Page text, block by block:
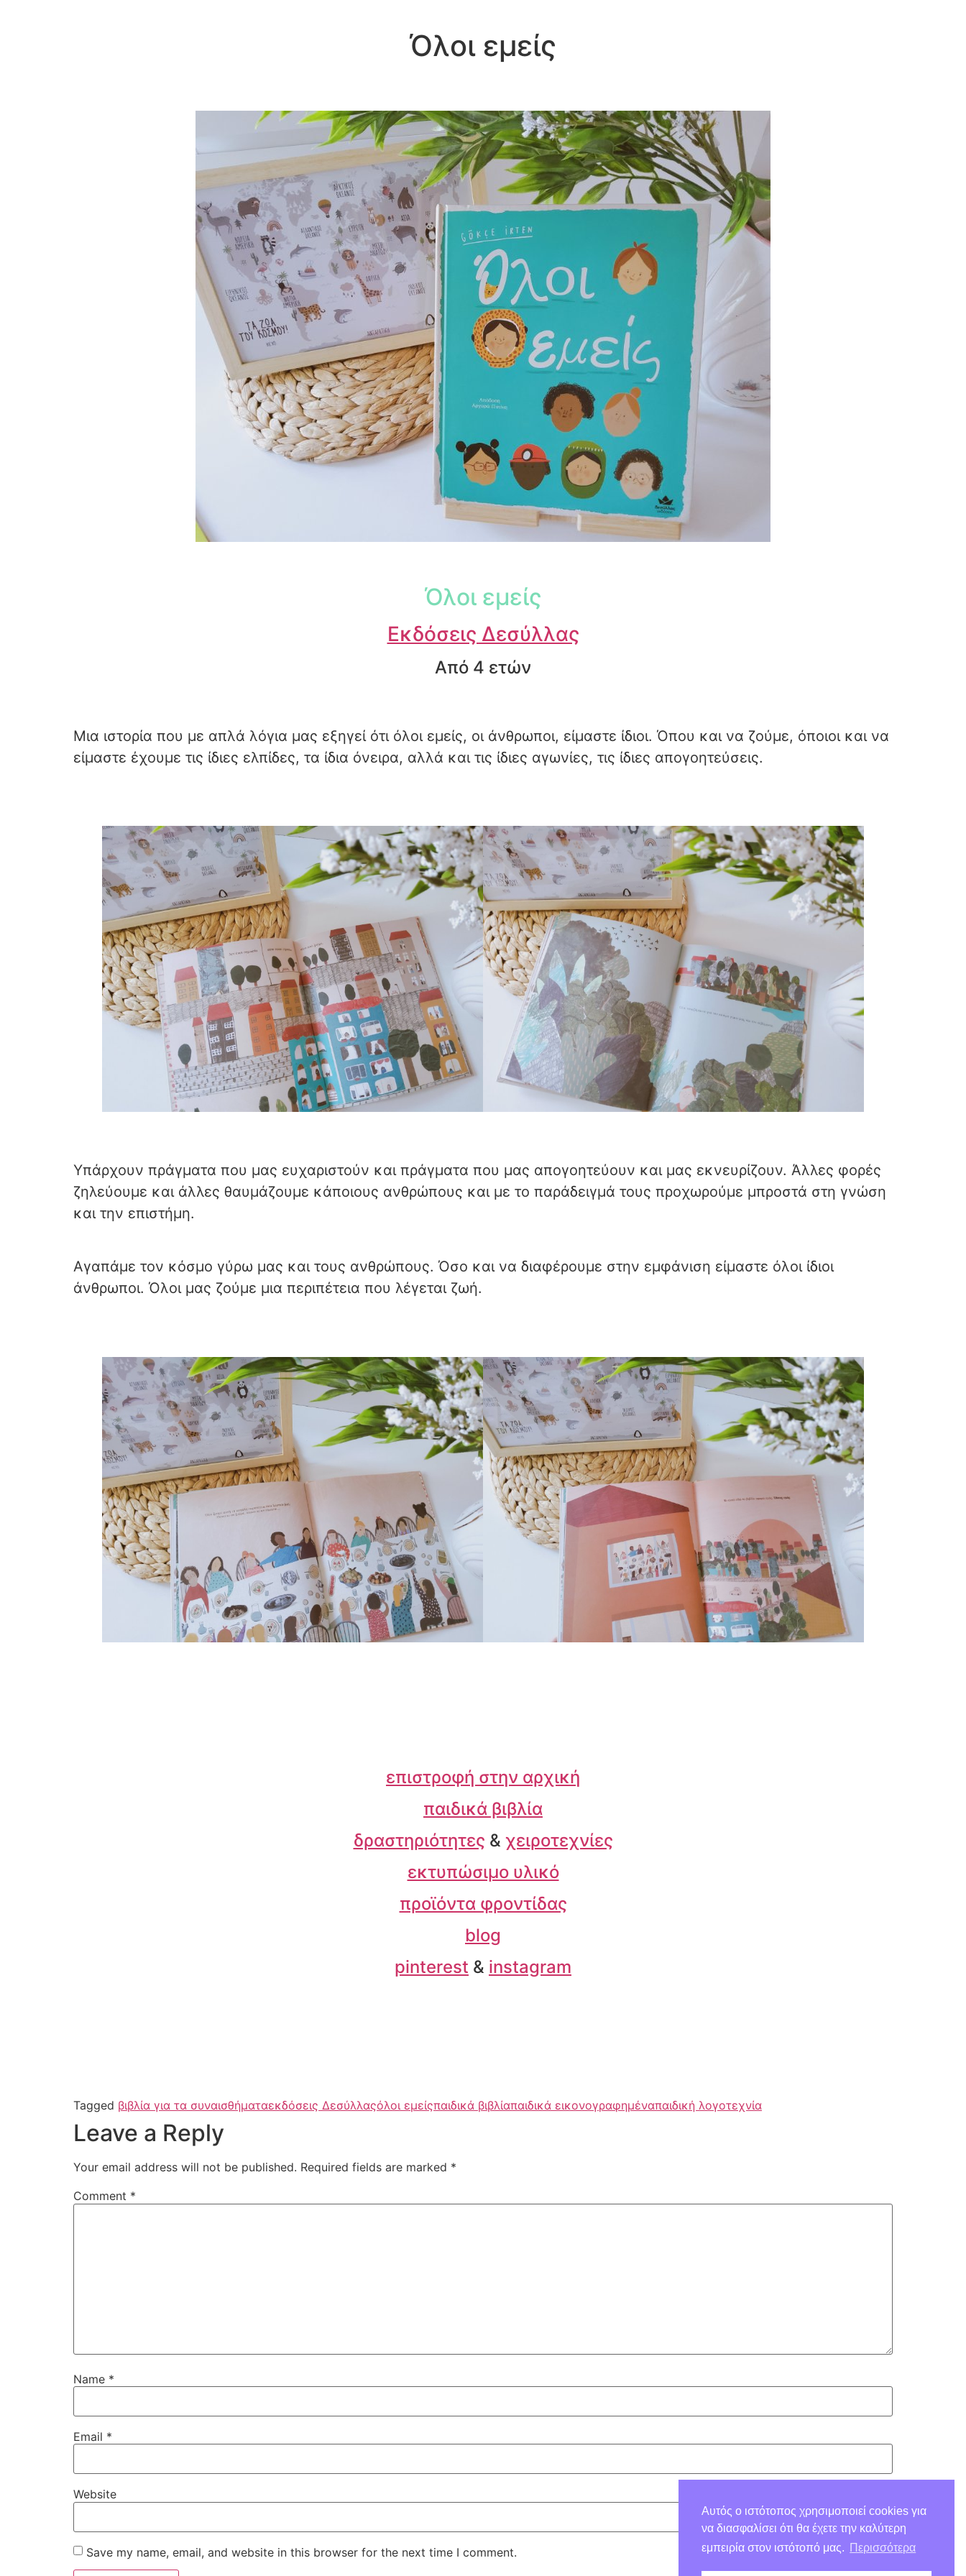
Όλοι εμείς
Όλοι εμείς
Εκδόσεις Δεσύλλας
Από 4 ετών
Μια ιστορία που με απλά λόγια μας εξηγεί ότι όλοι εμείς, οι άνθρωποι, είμαστε ίδιοι. Όπου και να ζούμε, όποιοι και να
είμαστε έχουμε τις ίδιες ελπίδες, τα ίδια όνειρα, αλλά και τις ίδιες αγωνίες, τις ίδιες απογοητεύσεις.
Υπάρχουν πράγματα που μας ευχαριστούν και πράγματα που μας απογοητεύουν και μας εκνευρίζουν. Άλλες φορές
ζηλεύουμε και άλλες θαυμάζουμε κάποιους ανθρώπους και με το παράδειγμά τους προχωρούμε μπροστά στη γνώση
και την επιστήμη.
Αγαπάμε τον κόσμο γύρω μας και τους ανθρώπους. Όσο και να διαφέρουμε στην εμφάνιση είμαστε όλοι ίδιοι
άνθρωποι. Όλοι μας ζούμε μια περιπέτεια που λέγεται ζωή.
επιστροφή στην αρχική
παιδικά βιβλία
δραστηριότητες & χειροτεχνίες
εκτυπώσιμο υλικό
προϊόντα φροντίδας
blog
pinterest & instagram
Tagged βιβλία για τα συναισθήματαεκδόσεις Δεσύλλαςόλοι εμείςπαιδικά βιβλίαπαιδικά εικονογραφημέναπαιδική λογοτεχνία
Leave a Reply
Your email address will not be published. Required fields are marked *
Comment *
Name *
Email *
Website
Save my name, email, and website in this browser for the next time I comment.
Αυτός ο ιστότοπος χρησιμοποιεί cookies για
να διασφαλίσει ότι θα έχετε την καλύτερη
εμπειρία στον ιστότοπό μας.
Περισσότερα